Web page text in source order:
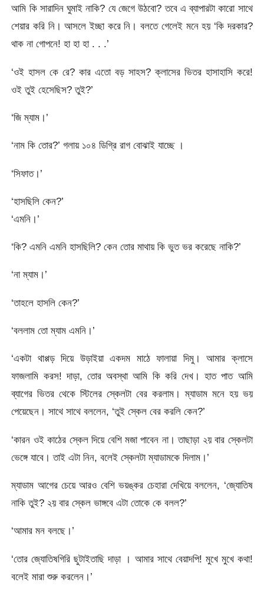
আমি কি সারাদিন ঘুমাই নাকি? যে জেগে উঠবো? তবে এ ব্যাপারটা কারো সাথে
শেয়ার করি নি। আসলে ইচ্ছা করে নি। বলতে গেলেই মনে হয় ‘কি দরকার?
থাক না গোপনে! হা হা হা . . .’
‘ওই হাসল কে রে? কার এতো বড় সাহস? ক্লাসের ভিতর হাসাহাসি করে!
ওই তুই হেসেছিস? তুই?’
‘জি ম্যাম।’
‘নাম কি তোর?’ গলায় ১০৪ ডিগ্রি রাগ বোঝাই যাচ্ছে ।
‘সিফাত।’
‘হাসছিলি কেন?’
‘এমনি।’
‘কি? এমনি এমনি হাসছিলি? কেন তোর মাথায় কি ভুত ভর করেছে নাকি?’
‘না ম্যাম।’
‘তাহলে হাসলি কেন?’
‘বললাম তো ম্যাম এমনি।’
‘একটা থাপ্পড় দিয়ে উড়াইয়া একদম মাঠে ফালায়া দিমু। আমার ক্লাসে
ফাজলামি করস! দাড়া, তোর অবস্থা আমি কি করি দেখ। হাত পাত আমি
ব্যাগের ভিতর থেকে স্টিলের স্কেলটা বের করলাম। ম্যাডাম মনে হয় ভয়
পেয়েছেন। সাথে সাথে বললেন, ‘তুই স্কেল বের করলি কেন?’
‘কারন ওই কাঠের স্কেল দিয়ে বেশি মজা পাবেন না। তাছাড়া ২য় বার স্কেলটা
ভেঙ্গে যাবে। তাই এটা নিন, বলেই স্কেলটা ম্যাডামকে দিলাম।’
ম্যাডাম আগের চেয়ে আরও বেশি ভয়ঙ্কর চেহারা দেখিয়ে বললেন, ‘জ্যোতিষ
নাকি তুই? ২য় বার স্কেল ভাঙ্গবে এটা তোকে কে বলল?’
‘আমার মন বলছে।’
‘তোর জ্যোতিষগিরি ছুটাইতাছি দাড়া । আমার সাথে বেয়াদপি! মুখে মুখে কথা!
বলেই মারা শুরু করলেন।’